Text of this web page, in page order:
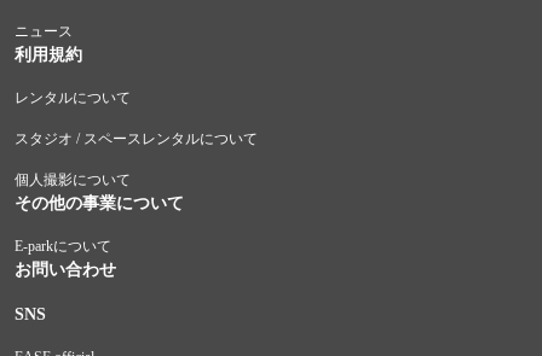
ニュース
利用規約
レンタルについて
スタジオ / スペースレンタルについて
個人撮影について
その他の事業について
E-parkについて
お問い合わせ
SNS